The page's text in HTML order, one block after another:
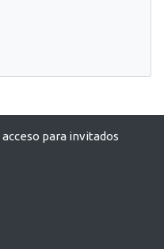
para invitados